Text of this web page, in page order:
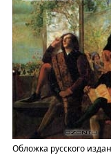
Обложка русского